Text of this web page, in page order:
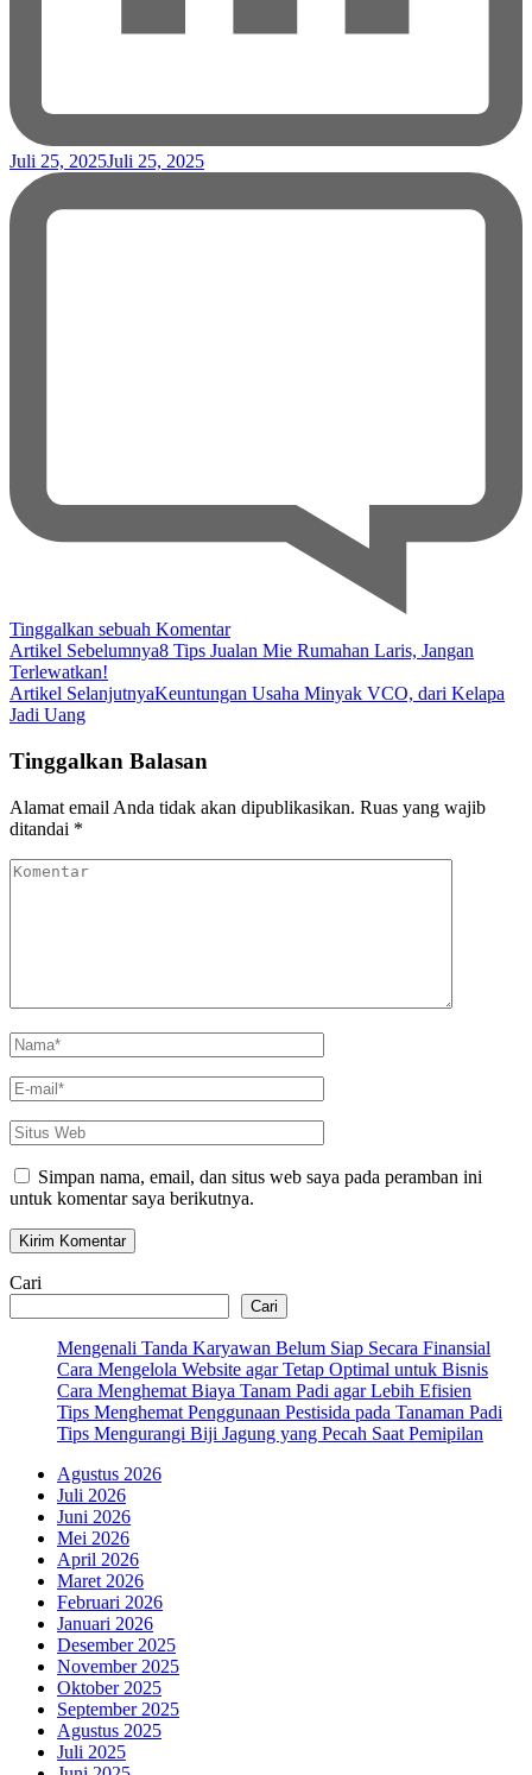
Juli 25, 2025Juli 25, 2025
Tinggalkan sebuah Komentarpada
Pemanfaatan
Plastik
Navigasi
Artikel
Artikel Sebelumnya8 Tips Jualan Mie Rumahan Laris, Jangan
Terlewatkan!
Artikel SelanjutnyaKeuntungan Usaha Minyak VCO, dari Kelapa
Jadi Uang
Tinggalkan Balasan
Alamat email Anda tidak akan dipublikasikan. Ruas yang wajib
ditandai *
Komentar
Nama*
E-
mail*
Situs
Web
Simpan nama, email, dan situs web saya pada peramban ini
untuk komentar saya berikutnya.
Cari
Cari
Mengenali Tanda Karyawan Belum Siap Secara Finansial
Cara Mengelola Website agar Tetap Optimal untuk Bisnis
Cara Menghemat Biaya Tanam Padi agar Lebih Efisien
Tips Menghemat Penggunaan Pestisida pada Tanaman Padi
Tips Mengurangi Biji Jagung yang Pecah Saat Pemipilan
Agustus 2026
Juli 2026
Juni 2026
Mei 2026
April 2026
Maret 2026
Februari 2026
Januari 2026
Desember 2025
November 2025
Oktober 2025
September 2025
Agustus 2025
Juli 2025